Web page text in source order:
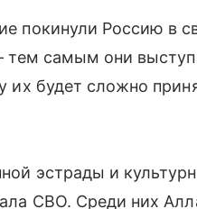
покинули Россию в
тем самым они
их будет сложно
эстрады и
СВО. Среди них